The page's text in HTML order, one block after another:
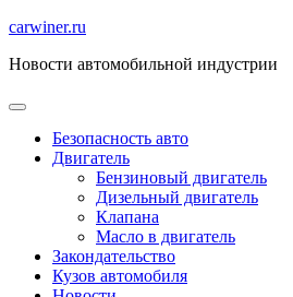
Перейти
содержимому
carwiner.ru
Новости автомобильной индустрии
Безопасность авто
Двигатель
Бензиновый двигатель
Дизельный двигатель
Клапана
Масло в двигатель
Закондательство
Кузов автомобиля